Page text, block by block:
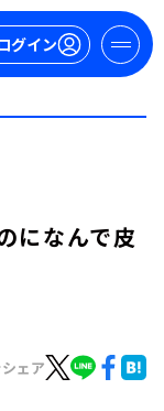
グイン
になんで皮
ェア